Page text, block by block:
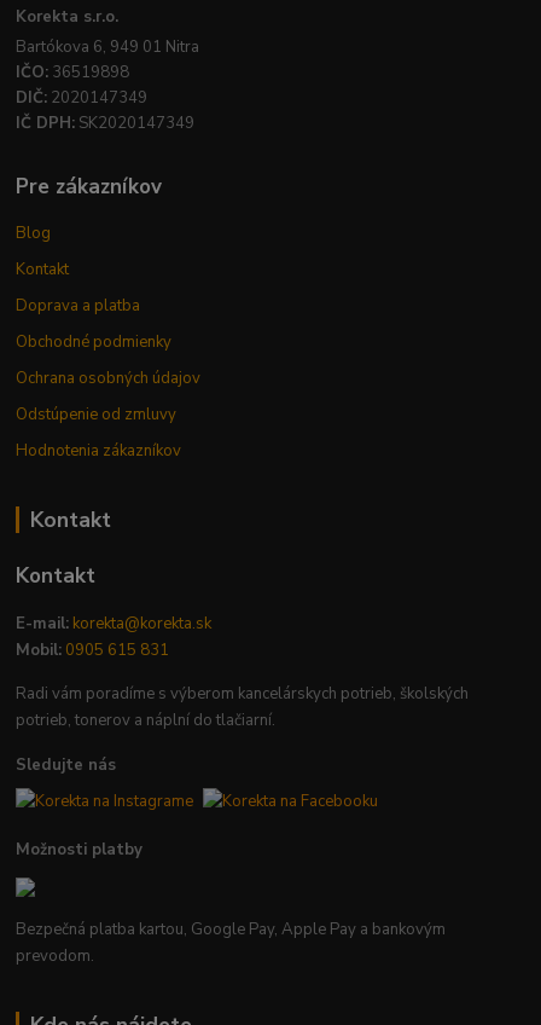
Korekta s.r.o.
Bartókova 6, 949 01 Nitra
IČO: 36519898
DIČ: 2020147349
IČ DPH: SK2020147349
Pre zákazníkov
Blog
Kontakt
Doprava a platba
Obchodné podmienky
Ochrana osobných údajov
Odstúpenie od zmluvy
Hodnotenia zákazníkov
Kontakt
Kontakt
E-mail: korekta@korekta.sk
Mobil: 0905 615 831
Radi vám poradíme s výberom kancelárskych potrieb, školských
potrieb, tonerov a náplní do tlačiarní.
Sledujte nás
Možnosti platby
Bezpečná platba kartou, Google Pay, Apple Pay a bankovým
prevodom.